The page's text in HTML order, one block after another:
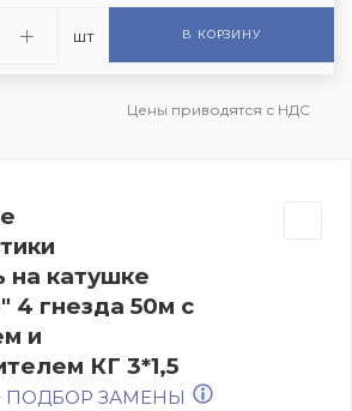
шт В КОРЗИНУ
Цены приводятся с НДС
на катушке
4 гнезда 50м с
и
КГ 3*1,5
ПОДБОР ЗАМЕНЫ